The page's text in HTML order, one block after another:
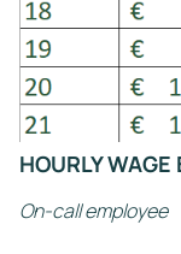
HOURLY WAGE
On-call employee